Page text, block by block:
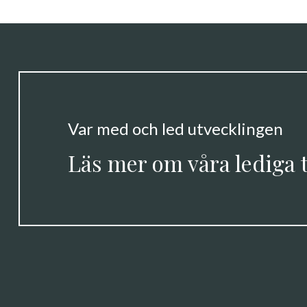
Var med och led utvecklingen
Läs mer om våra lediga